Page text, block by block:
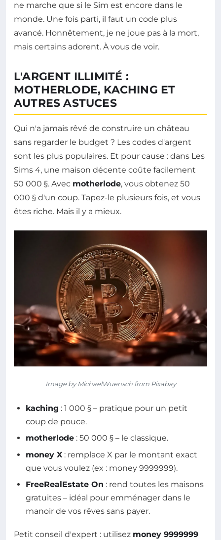
ne marche que si le Sim est encore dans le
monde. Une fois parti, il faut un code plus
avancé. Honnêtement, je ne joue pas à la mort,
mais certains adorent. À vous de voir.
L'ARGENT ILLIMITÉ :
MOTHERLODE, KACHING ET
AUTRES ASTUCES
Qui n'a jamais rêvé de construire un château
sans regarder le budget ? Les codes d'argent
sont les plus populaires. Et pour cause : dans Les
Sims 4, une maison décente coûte facilement
50 000 §. Avec motherlode, vous obtenez 50
000 § d'un coup. Tapez-le plusieurs fois, et vous
êtes riche. Mais il y a mieux.
Image by MichaelWuensch from Pixabay
kaching : 1 000 § – pratique pour un petit
coup de pouce.
motherlode : 50 000 § – le classique.
money X : remplace X par le montant exact
que vous voulez (ex : money 9999999).
FreeRealEstate On : rend toutes les maisons
gratuites – idéal pour emménager dans le
manoir de vos rêves sans payer.
Petit conseil d'expert : utilisez money 9999999